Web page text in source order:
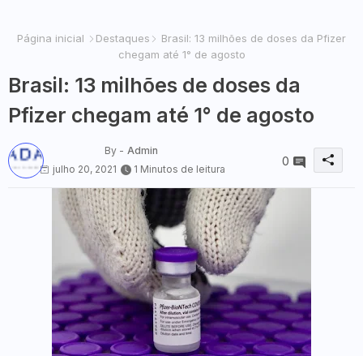
Página inicial Destaques
Brasil: 13 milhões de doses da Pfizer
chegam até 1° de agosto
Brasil: 13 milhões de doses da
Pfizer chegam até 1° de agosto
By - Admin
julho 20, 2021
1 Minutos de leitura
0